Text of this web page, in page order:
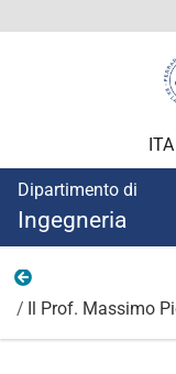
Dipartimento di
Ingegneria
Il Prof. Massimo